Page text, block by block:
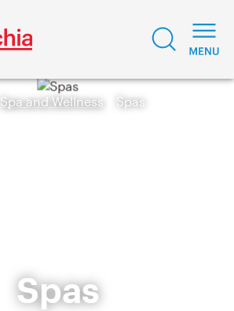
Spa and Wellness Spas
Spas